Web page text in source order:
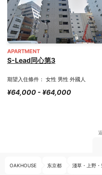
APARTMENT
S-Lead同心第3
期望入住條件： 女性 男性 外國人
¥64,000 - ¥64,000
OAKHOUSE 东京都 淺草・上野